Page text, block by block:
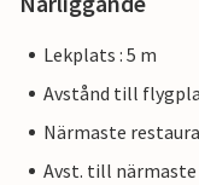
Lekplats : 5 m
Avstånd till
Närmaste
Avst. till